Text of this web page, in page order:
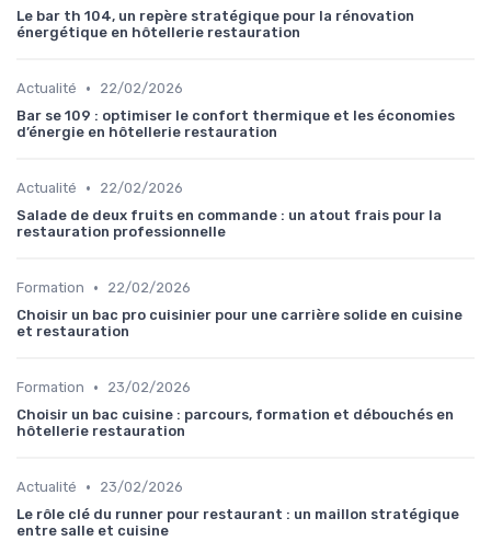
Le bar th 104, un repère stratégique pour la rénovation
énergétique en hôtellerie restauration
Actualité •
22/02/2026
Bar se 109 : optimiser le confort thermique et les économies
d’énergie en hôtellerie restauration
Actualité •
22/02/2026
Salade de deux fruits en commande : un atout frais pour la
restauration professionnelle
Formation •
22/02/2026
Choisir un bac pro cuisinier pour une carrière solide en cuisine
et restauration
Formation •
23/02/2026
Choisir un bac cuisine : parcours, formation et débouchés en
hôtellerie restauration
Actualité •
23/02/2026
Le rôle clé du runner pour restaurant : un maillon stratégique
entre salle et cuisine